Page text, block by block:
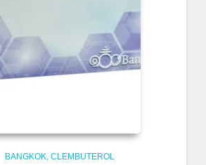
BANGKOK CLEMBUTEROL